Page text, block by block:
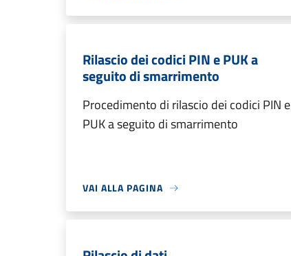
Rilascio dei codici PIN e PUK a
seguito di smarrimento
Procedimento di rilascio dei codici PIN e
PUK a seguito di smarrimento
VAI ALLA PAGINA